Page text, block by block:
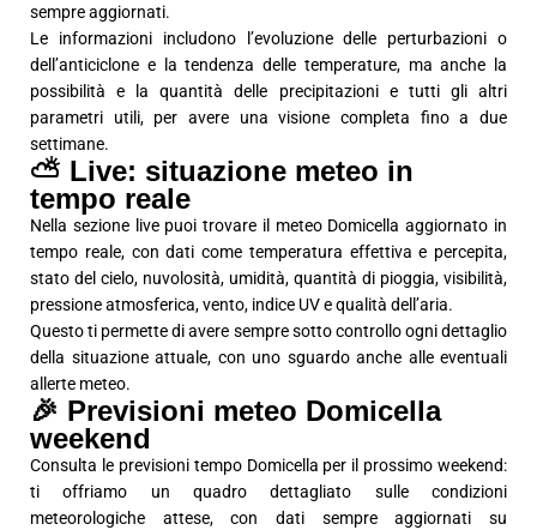
sempre aggiornati.
Le informazioni includono l’evoluzione delle perturbazioni o
dell’anticiclone e la tendenza delle temperature, ma anche la
possibilità e la quantità delle precipitazioni e tutti gli altri
parametri utili, per avere una visione completa fino a due
settimane.
⛅ Live: situazione meteo in
tempo reale
Nella sezione live puoi trovare il meteo Domicella aggiornato in
tempo reale, con dati come temperatura effettiva e percepita,
stato del cielo, nuvolosità, umidità, quantità di pioggia, visibilità,
pressione atmosferica, vento, indice UV e qualità dell’aria.
Questo ti permette di avere sempre sotto controllo ogni dettaglio
della situazione attuale, con uno sguardo anche alle eventuali
allerte meteo.
🎉 Previsioni meteo Domicella
weekend
Consulta le previsioni tempo Domicella per il prossimo weekend:
ti offriamo un quadro dettagliato sulle condizioni
meteorologiche attese, con dati sempre aggiornati su